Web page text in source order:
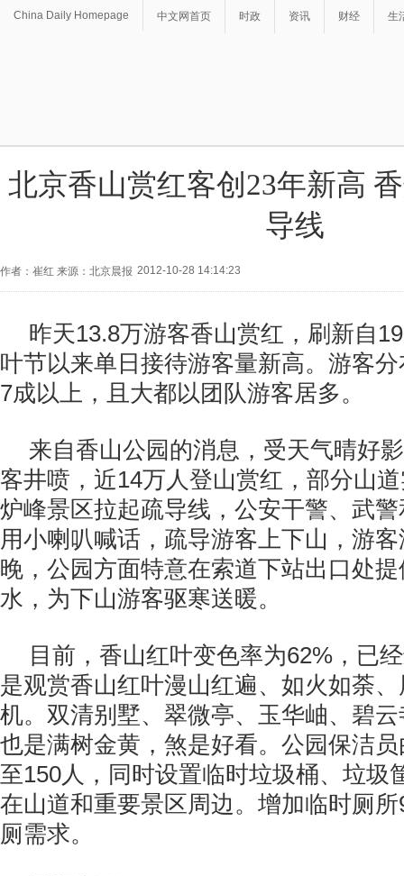
China Daily Homepage 中文网首页 时政 资讯 财经 生
北京香山赏红客创23年新高
导线
作者：崔红 来源：北京晨报 2012-10-28 14:14:23
昨天13.8万游客香山赏红，刷新自
叶节以来单日接待游客量新高。游客
7成以上，且大都以团队游客居多。
来自香山公园的消息，受天气晴好
客井喷，近14万人登山赏红，部分山
炉峰景区拉起疏导线，公安干警、武
用小喇叭喊话，疏导游客上下山，游
晚，公园方面特意在索道下站出口处
水，为下山游客驱寒送暖。
目前，香山红叶变色率为62%，已
是观赏香山红叶漫山红遍、如火如荼
机。双清别墅、翠微亭、玉华岫、碧
也是满树金黄，煞是好看。公园保洁
至150人，同时设置临时垃圾桶、垃圾
在山道和重要景区周边。增加临时厕
厕需求。